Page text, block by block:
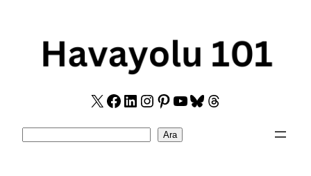
X Facebook
LinkedIn
Instagram
Pinterest
YouTube
Bluesky
Threads
Ara